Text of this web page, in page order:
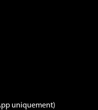
uniquement)